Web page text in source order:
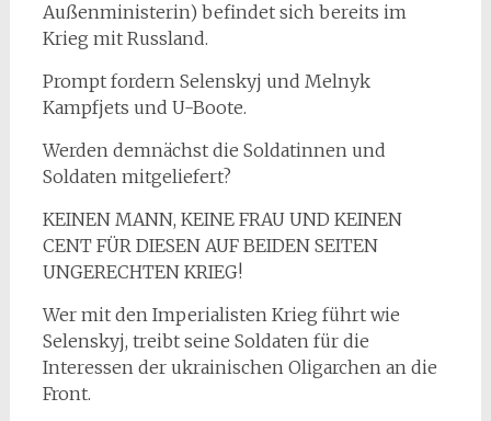
Außenministerin) befindet sich bereits im
Krieg mit Russland.
Prompt fordern Selenskyj und Melnyk
Kampfjets und U-Boote.
Werden demnächst die Soldatinnen und
Soldaten mitgeliefert?
KEINEN MANN, KEINE FRAU UND KEINEN
CENT FÜR DIESEN AUF BEIDEN SEITEN
UNGERECHTEN KRIEG!
Wer mit den Imperialisten Krieg führt wie
Selenskyj, treibt seine Soldaten für die
Interessen der ukrainischen Oligarchen an die
Front.